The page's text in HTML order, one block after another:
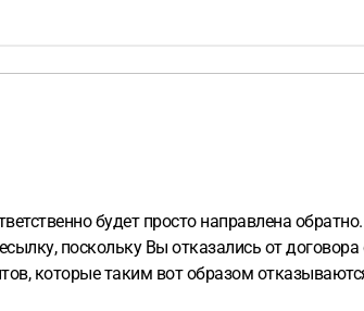
будет просто направлена
поскольку Вы отказались от
которые таким вот образом